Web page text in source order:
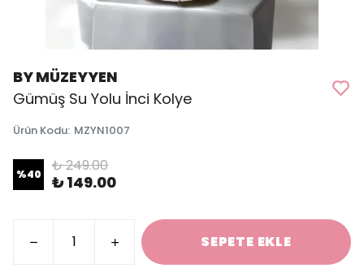
BY MÜZEYYEN
Gümüş Su Yolu İnci Kolye
Ürün Kodu: MZYN1007
%40 ₺ 249.00
₺ 149.00
SEPETE EKLE